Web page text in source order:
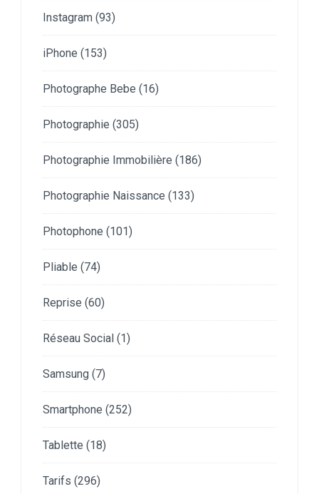
Instagram (93)
iPhone (153)
Photographe Bebe (16)
Photographie (305)
Photographie Immobilière (186)
Photographie Naissance (133)
Photophone (101)
Pliable (74)
Reprise (60)
Réseau Social (1)
Samsung (7)
Smartphone (252)
Tablette (18)
Tarifs (296)